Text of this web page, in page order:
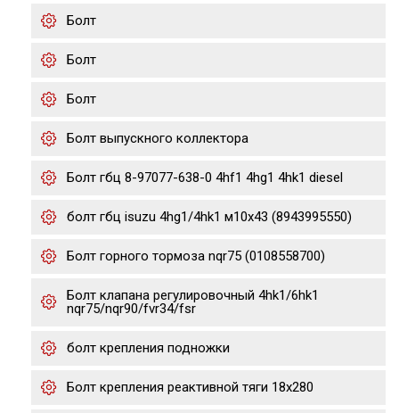
Болт
Болт
Болт
Болт выпускного коллектора
Болт гбц 8-97077-638-0 4hf1 4hg1 4hk1 diesel
болт гбц isuzu 4hg1/4hk1 м10х43 (8943995550)
Болт горного тормоза nqr75 (0108558700)
Болт клапана регулировочный 4hk1/6hk1
nqr75/nqr90/fvr34/fsr
болт крепления подножки
Болт крепления реактивной тяги 18x280